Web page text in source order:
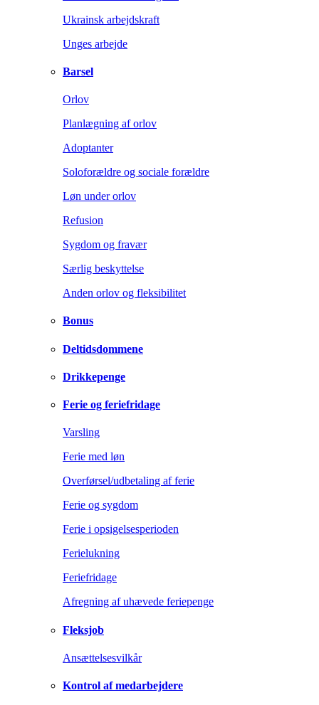
Ukrainsk arbejdskraft
Unges arbejde
Barsel
Orlov
Planlægning af orlov
Adoptanter
Soloforældre og sociale forældre
Løn under orlov
Refusion
Sygdom og fravær
Særlig beskyttelse
Anden orlov og fleksibilitet
Bonus
Deltidsdommene
Drikkepenge
Ferie og feriefridage
Varsling
Ferie med løn
Overførsel/udbetaling af ferie
Ferie og sygdom
Ferie i opsigelsesperioden
Ferielukning
Feriefridage
Afregning af uhævede feriepenge
Fleksjob
Ansættelsesvilkår
Kontrol af medarbejdere